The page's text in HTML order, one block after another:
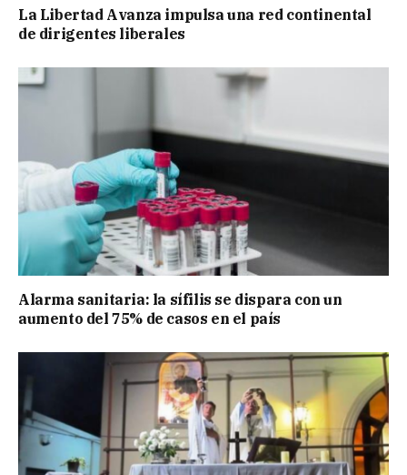
La Libertad Avanza impulsa una red continental
de dirigentes liberales
Alarma sanitaria: la sífilis se dispara con un
aumento del 75% de casos en el país